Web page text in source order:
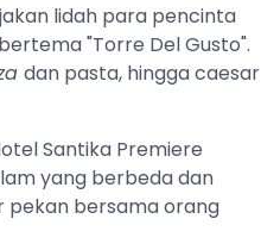
lidah para pencinta
"Torre Del Gusto".
dan pasta, hingga caesar
Santika Premiere
yang berbeda dan
pekan bersama orang